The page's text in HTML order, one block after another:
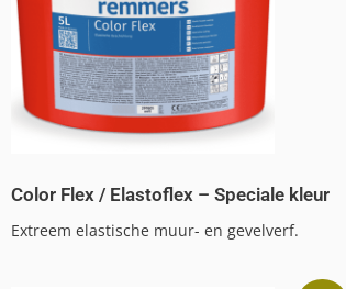
Color Flex / Elastoflex – Speciale kleur
Extreem elastische muur- en gevelverf.